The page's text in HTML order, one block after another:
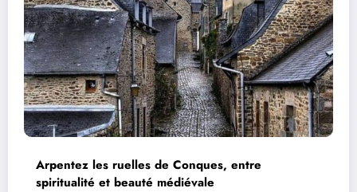
Arpentez les ruelles de Conques, entre
spiritualité et beauté médiévale